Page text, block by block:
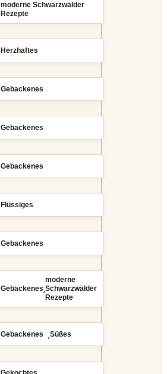
moderne Schwarzwälder
Rezepte
Herzhaftes
Gebackenes
Gebackenes
Gebackenes
Flüssiges
Gebackenes
Gebackenes,
moderne
Schwarzwälder
Rezepte
Gebackenes ,Süßes